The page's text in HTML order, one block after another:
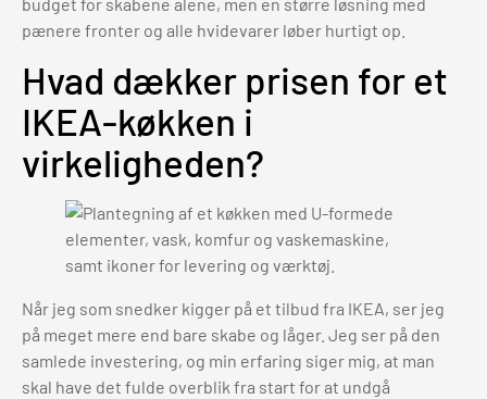
pænere fronter og alle hvidevarer løber hurtigt op.
Hvad dækker prisen for et
IKEA-køkken i
virkeligheden?
Når jeg som snedker kigger på et tilbud fra IKEA, ser jeg
på meget mere end bare skabe og låger. Jeg ser på den
samlede investering, og min erfaring siger mig, at man
skal have det fulde overblik fra start for at undgå